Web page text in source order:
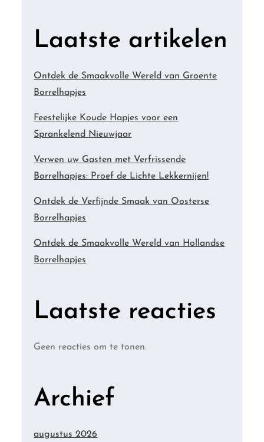
Laatste artikelen
Ontdek de Smaakvolle Wereld van Groente
Borrelhapjes
Feestelijke Koude Hapjes voor een
Sprankelend Nieuwjaar
Verwen uw Gasten met Verfrissende
Borrelhapjes: Proef de Lichte Lekkernijen!
Ontdek de Verfijnde Smaak van Oosterse
Borrelhapjes
Ontdek de Smaakvolle Wereld van Hollandse
Borrelhapjes
Laatste reacties
Geen reacties om te tonen.
Archief
augustus 2026